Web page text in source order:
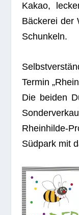
Kakao,
Bäckerei der
Schunkeln.
Ter­min
Die bei­den
Rhein­hilde-
Südpark mit